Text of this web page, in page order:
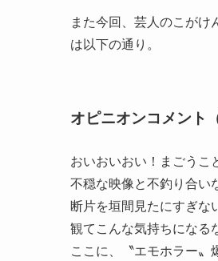
また今回、芸人のこが
は以下の通り。
オピニオンコメント
おいおいおい！まごうこ
不穏な映像と不釣り合い
断片を垣間見たにすぎな
観てこんな気持ちになる
ここに、〝エモホラー〟